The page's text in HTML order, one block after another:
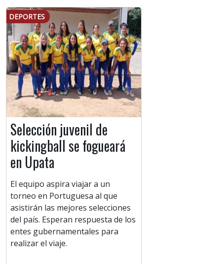
DEPORTES
Selección juvenil de
kickingball se fogueará
en Upata
El equipo aspira viajar a un
torneo en Portuguesa al que
asistirán las mejores selecciones
del país. Esperan respuesta de los
entes gubernamentales para
realizar el viaje.